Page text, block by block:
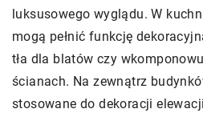
luksusowego wyglądu. W
mogą pełnić funkcję
tła dla blatów czy
ścianach. Na zewnątrz
stosowane do dekoracji